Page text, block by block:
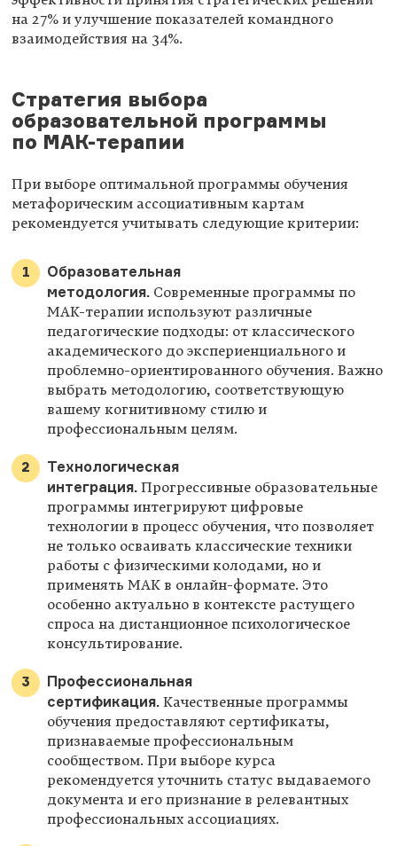
на 27% и улучшение показателей командного
взаимодействия на 34%.
Стратегия выбора
образовательной программы
по МАК-терапии
При выборе оптимальной программы обучения
метафорическим ассоциативным картам
рекомендуется учитывать следующие критерии:
Образовательная
методология. Современные программы по
МАК-терапии используют различные
педагогические подходы: от классического
академического до экспериенциального и
проблемно-ориентированного обучения. Важно
выбрать методологию, соответствующую
вашему когнитивному стилю и
профессиональным целям.
Технологическая
интеграция. Прогрессивные образовательные
программы интегрируют цифровые
технологии в процесс обучения, что позволяет
не только осваивать классические техники
работы с физическими колодами, но и
применять МАК в онлайн-формате. Это
особенно актуально в контексте растущего
спроса на дистанционное психологическое
консультирование.
Профессиональная
сертификация. Качественные программы
обучения предоставляют сертификаты,
признаваемые профессиональным
сообществом. При выборе курса
рекомендуется уточнить статус выдаваемого
документа и его признание в релевантных
профессиональных ассоциациях.